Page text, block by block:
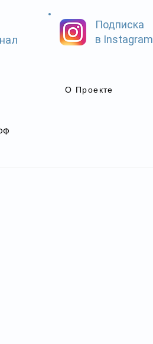
Подписка
в Instagram
О Проекте